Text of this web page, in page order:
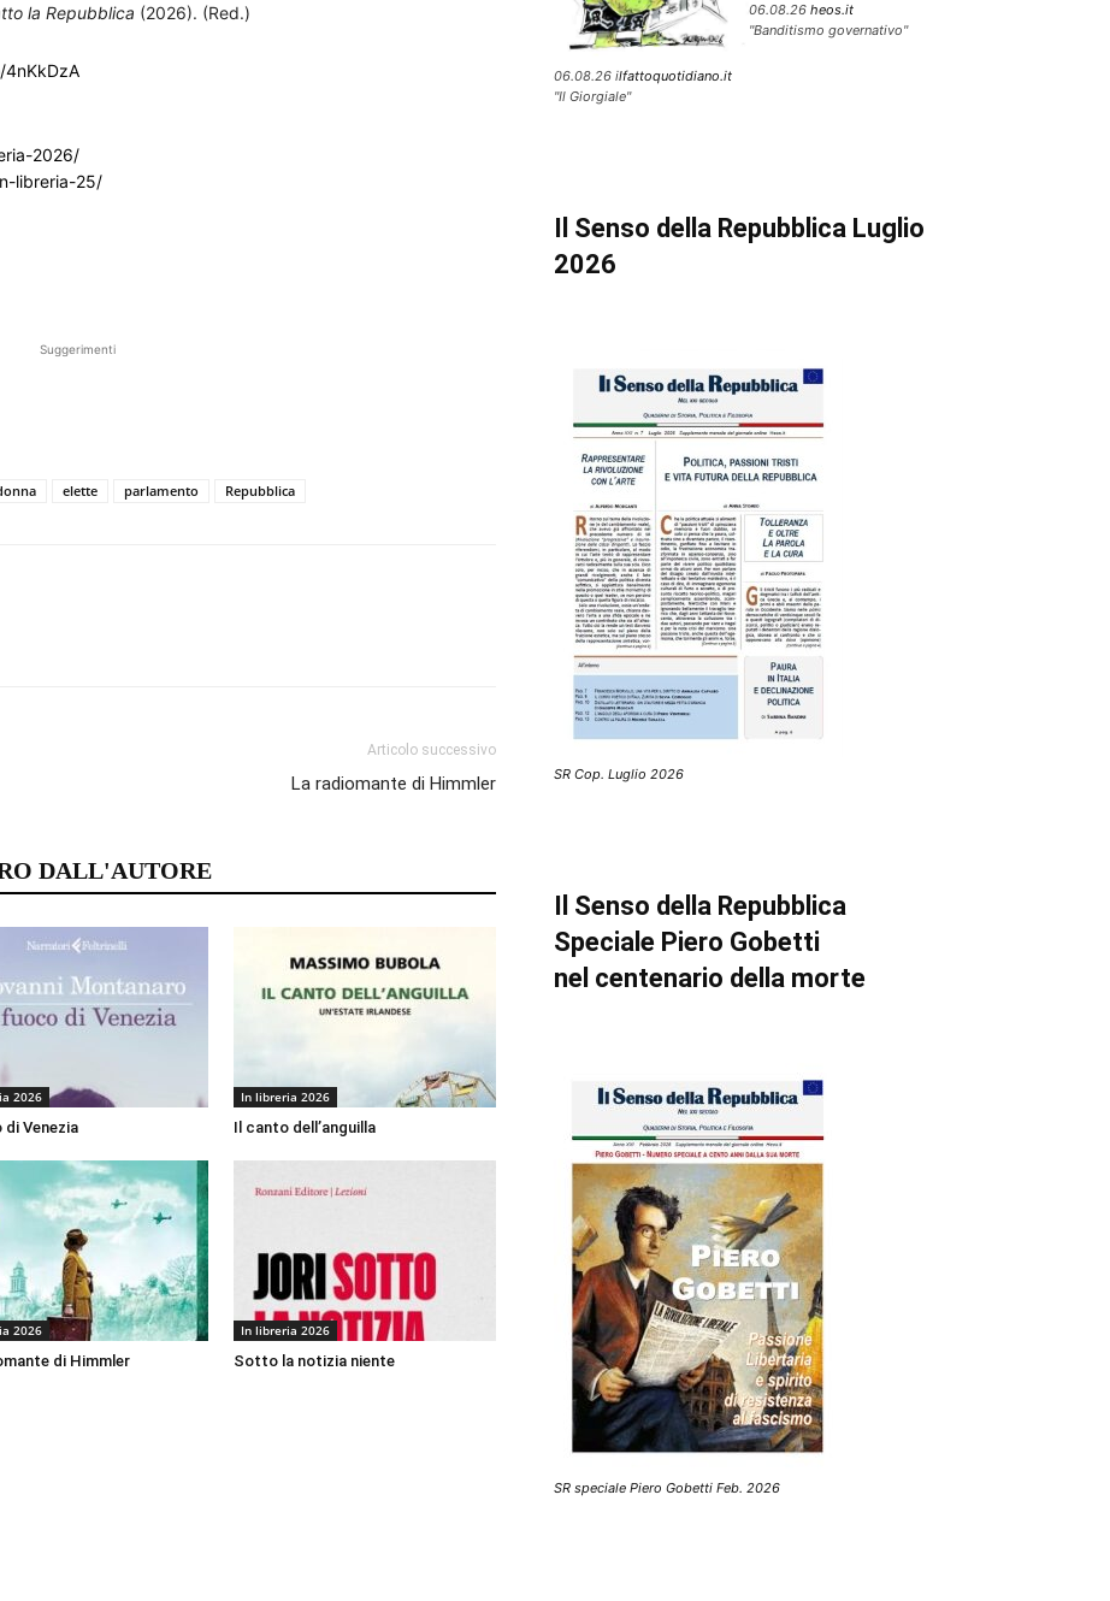
la Repubblica (2026). (Red.)
2026/
libreria-25/
Suggerimenti
elette parlamento Repubblica
Articolo successivo
La radiomante di Himmler
DALL'AUTORE
2026
Venezia
In libreria 2026
Il canto dell’anguilla
2026
di Himmler
In libreria 2026
Sotto la notizia niente
06.08.26 ilfattoquotidiano.it
"Il Giorgiale"
06.08.26 heos.it
"Banditismo governativo"
Il Senso della Repubblica Luglio
2026
SR Cop. Luglio 2026
Il Senso della Repubblica
Speciale Piero Gobetti
nel centenario della morte
SR speciale Piero Gobetti Feb. 2026